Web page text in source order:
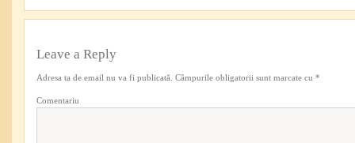
Leave a Reply
Adresa ta de email nu va fi publicată. Câmpurile obligatorii sunt marcate cu *
Comentariu